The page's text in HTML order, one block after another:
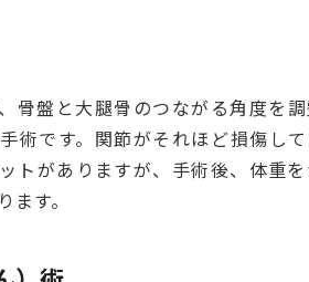
骨盤と大腿骨のつながる角度を
術です。関節がそれほど損傷し
トがありますが、手術後、体重
す。